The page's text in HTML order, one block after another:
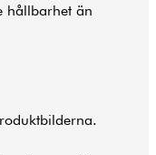
hållbarhet än